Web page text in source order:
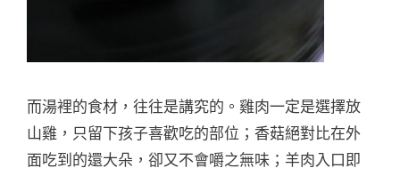
而湯裡的食材，往往是講究的。雞肉一定是選擇放
山雞，只留下孩子喜歡吃的部位；香菇絕對比在外
面吃到的還大朵，卻又不會嚼之無味；羊肉入口即